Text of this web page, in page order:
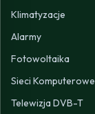
Klimatyzacje
Alarmy
Fotowoltaika
Sieci Komputerowe
Telewizja DVB-T